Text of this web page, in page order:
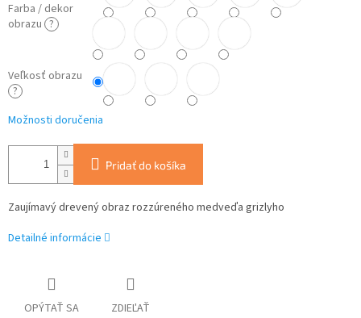
Farba / dekor
obrazu ?
Veľkosť obrazu
?
Možnosti doručenia
Pridať do košíka
Zaujímavý drevený obraz rozzúreného medveďa grizlyho
Detailné informácie
OPÝTAŤ SA ZDIEĽAŤ